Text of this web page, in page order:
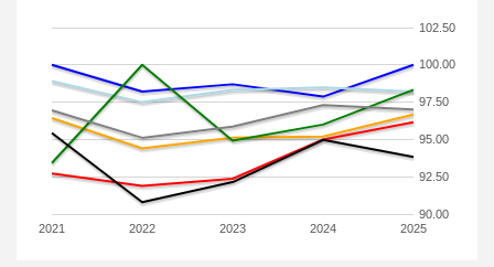
2021 2022 2023 2024 2025
90.00
92.50
95.00
97.50
100.00
102.50